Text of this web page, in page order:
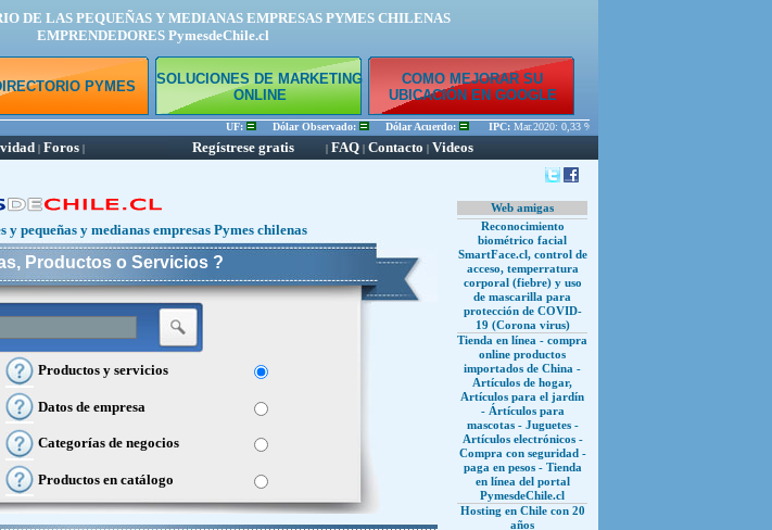
DE LAS PEQUEÑAS Y MEDIANAS EMPRESAS PYMES CHILENAS
EMPRENDEDORES PymesdeChile.cl
PYMES
SOLUCIONES DE MARKETING
ONLINE
COMO MEJORAR SU
UBICACIÓN EN GOOGLE
Dólar Observado: Dólar Acuerdo: IPC:Mar.2020: 0,33 % Feb.2020: 0,45 % Ene.2020: 0,56 %
| Foros | Regístrese gratis | FAQ | Contacto | Videos
pequeñas y medianas empresas Pymes chilenas
Productos o Servicios ?
Productos y servicios
Datos de empresa
Categorías de negocios
Productos en catálogo
Web amigas
Reconocimiento
biométrico facial
SmartFace.cl, control de
acceso, temperratura
corporal (fiebre) y uso
de mascarilla para
protección de COVID-
19 (Corona virus)
Tienda en línea - compra
online productos
importados de China -
Artículos de hogar,
Artículos para el jardín
- Ártículos para
mascotas - Juguetes -
Artículos electrónicos -
Compra con seguridad -
paga en pesos - Tienda
en línea del portal
PymesdeChile.cl
Hosting en Chile con 20
años